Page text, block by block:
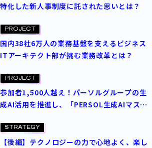
特化した新人事制度に託された思いとは？
PROJECT
国内38社6万人の業務基盤を支えるビジネス
ITアーキテクト部が挑む業務改革とは？
PROJECT
参加者1,500人越え！パーソルグループの生
成AI活用を推進し、「PERSOL生成AIマス
STRATEGY
【後編】テクノロジーの力で心地よく、楽し